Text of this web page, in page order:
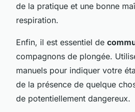
de la pratique et une bonne
respiration.
Enfin, il est essentiel de
compagnons de plongée.
manuels pour indiquer votre
de la présence de quelque
de potentiellement dangereux.